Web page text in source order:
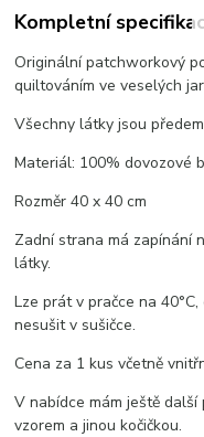
Kompletní
Originální patchworkový
quiltováním ve veselých
Všechny látky jsou
Materiál: 100% dovozové
Rozměr 40 x 40 cm
Zadní strana má zapínání
látky.
Lze prát v pračce na
nesušit v sušičce.
Cena za 1 kus včetně
V nabídce mám ještě
vzorem a jinou kočičkou.